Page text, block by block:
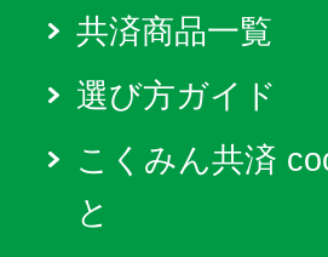
共済商品一覧
選び方ガイド
こくみん共済
と